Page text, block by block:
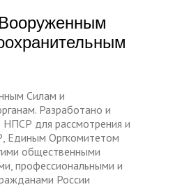
Силам и
Разработано и
для рассмотрения и
Единым Оргкомитетом
общественными
профессиональными и
России